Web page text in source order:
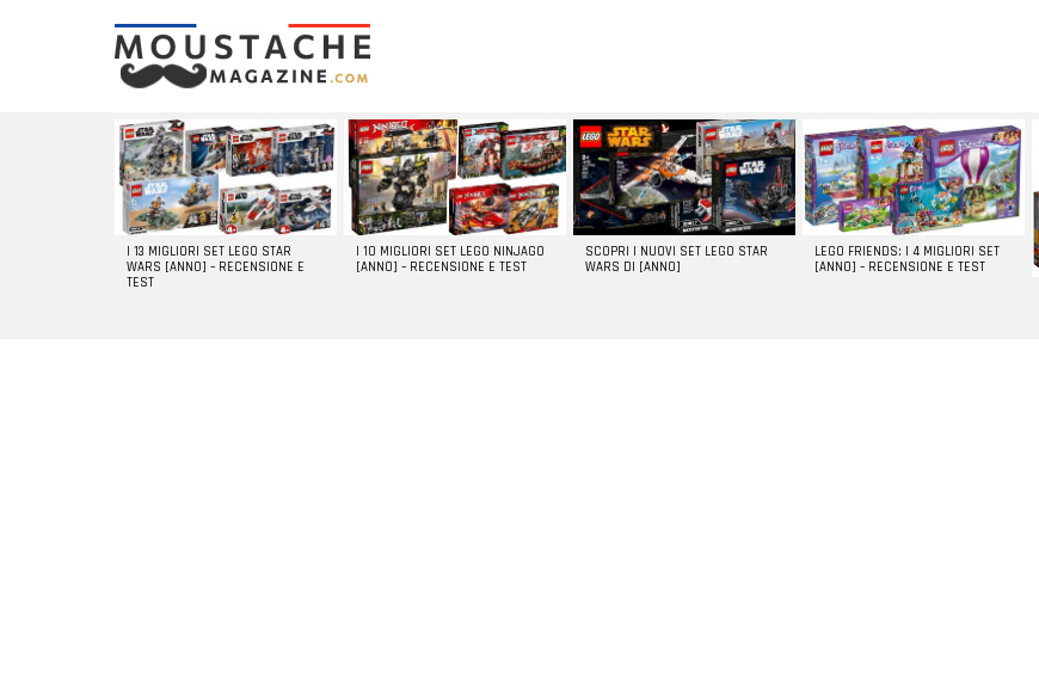
LATEST
STORIES
I 13 MIGLIORI SET LEGO STAR
WARS [ANNO] – RECENSIONE E
TEST
I 10 MIGLIORI SET LEGO NINJAGO
[ANNO] – RECENSIONE E TEST
SCOPRI I NUOVI SET LEGO STAR
WARS DI [ANNO]
LEGO FRIENDS: I 4 MIGLIORI SET
[ANNO] – RECENSIONE E TEST